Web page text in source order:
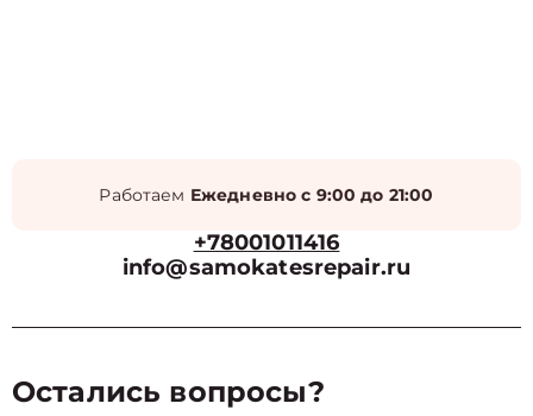
Работаем Ежедневно с 9:00 до 21:00
+78001011416
info@samokatesrepair.ru
Остались вопросы?